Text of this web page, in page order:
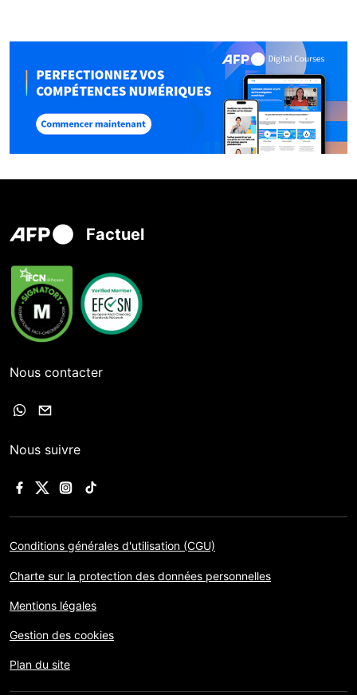
Factuel
Nous contacter
Nous suivre
Conditions générales d'utilisation (CGU)
Charte sur la protection des données personnelles
Mentions légales
Gestion des cookies
Plan du site